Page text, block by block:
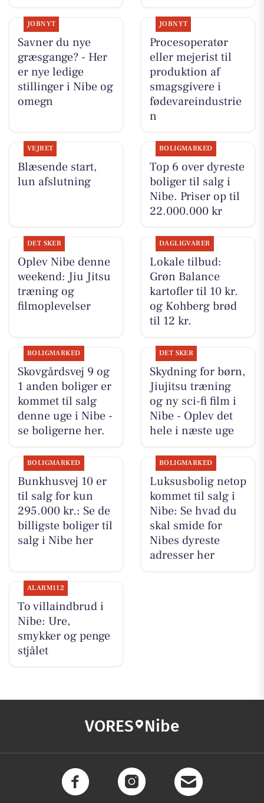
JOBNYT
Savner du nye
græsgange? - Her
er nye ledige
stillinger i Nibe og
omegn
JOBNYT
Procesoperatør
eller mejerist til
produktion af
smagsgivere i
fødevareindustrie
n
VEJRET
Blæsende start,
lun afslutning
BOLIGMARKED
Top 6 over dyreste
boliger til salg i
Nibe. Priser op til
22.000.000 kr
DET SKER
Oplev Nibe denne
weekend: Jiu Jitsu
træning og
filmoplevelser
DAGLIGVARER
Lokale tilbud:
Grøn Balance
kartofler til 10 kr.
og Kohberg brød
til 12 kr.
BOLIGMARKED
Skovgårdsvej 9 og
1 anden boliger er
kommet til salg
denne uge i Nibe -
se boligerne her.
DET SKER
Skydning for børn,
Jiujitsu træning
og ny sci-fi film i
Nibe - Oplev det
hele i næste uge
BOLIGMARKED
Bunkhusvej 10 er
til salg for kun
295.000 kr.: Se de
billigste boliger til
salg i Nibe her
BOLIGMARKED
Luksusbolig netop
kommet til salg i
Nibe: Se hvad du
skal smide for
Nibes dyreste
adresser her
ALARM112
To villaindbrud i
Nibe: Ure,
smykker og penge
stjålet
VORES Nibe